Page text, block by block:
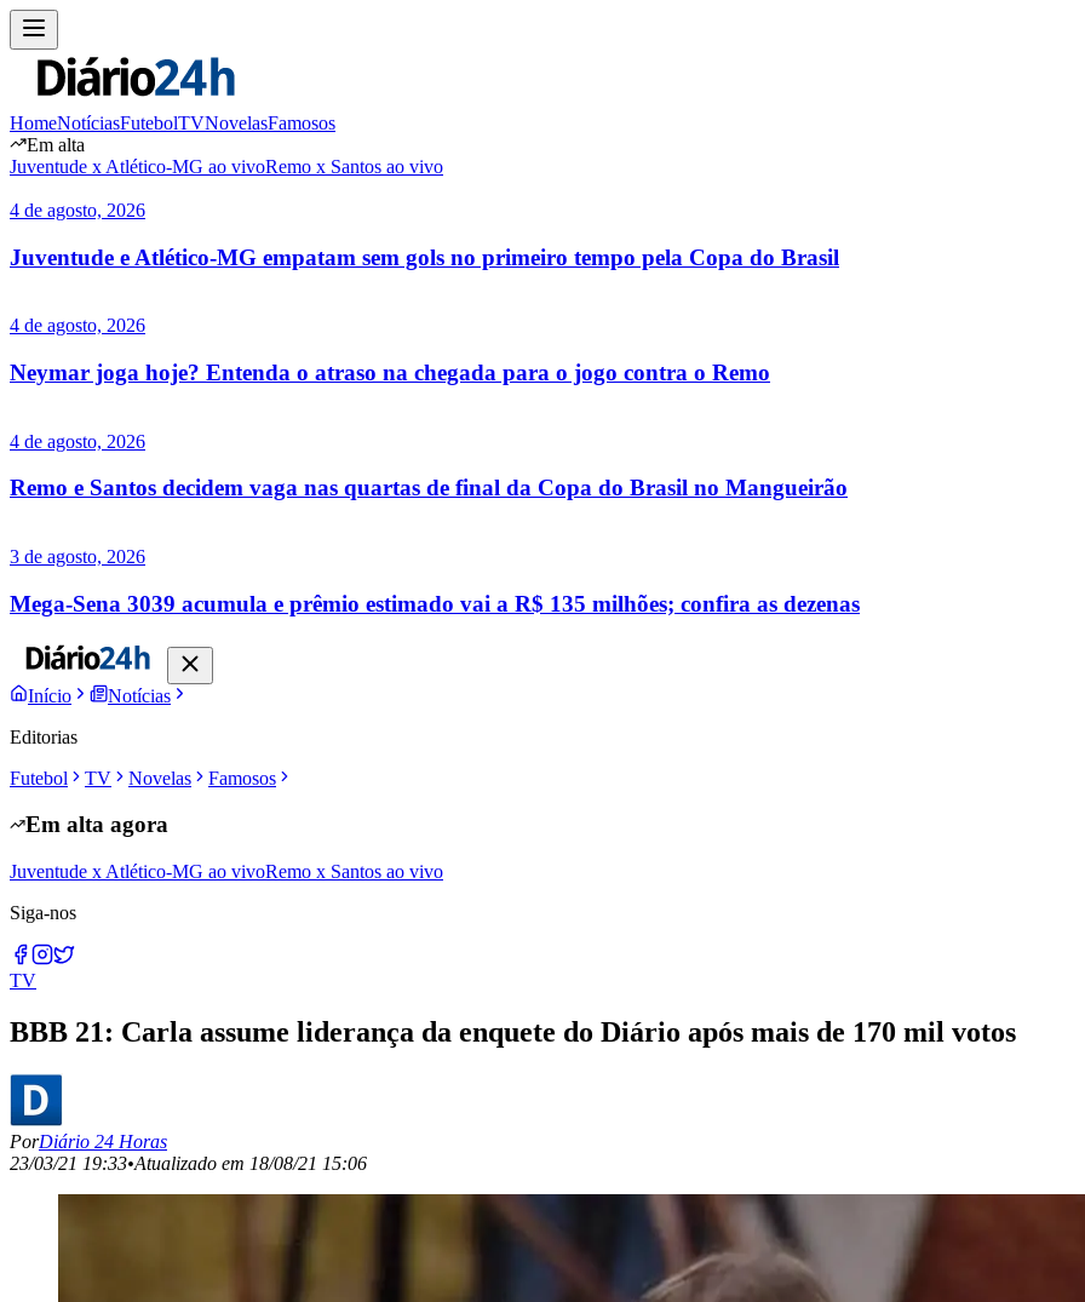
HomeNotíciasFutebolTVNovelasFamosos
Em alta
Juventude x Atlético-MG ao vivoRemo x Santos ao vivo
4 de agosto, 2026
Juventude e Atlético-MG empatam sem gols no primeiro tempo pela Copa do Brasil
4 de agosto, 2026
Neymar joga hoje? Entenda o atraso na chegada para o jogo contra o Remo
4 de agosto, 2026
Remo e Santos decidem vaga nas quartas de final da Copa do Brasil no Mangueirão
3 de agosto, 2026
Mega-Sena 3039 acumula e prêmio estimado vai a R$ 135 milhões; confira as dezenas
Início
Notícias
Editorias
Futebol
TV Novelas Famosos
Em alta agora
Juventude x Atlético-MG ao vivoRemo x Santos ao vivo
Siga-nos
TV
BBB 21: Carla assume liderança da enquete do Diário após mais de 170 mil votos
PorDiário 24 Horas
23/03/21 19:33•Atualizado em 18/08/21 15:06